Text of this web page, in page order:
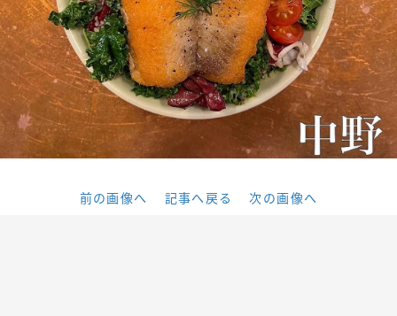
前の画像へ 記事へ戻る 次の画像へ